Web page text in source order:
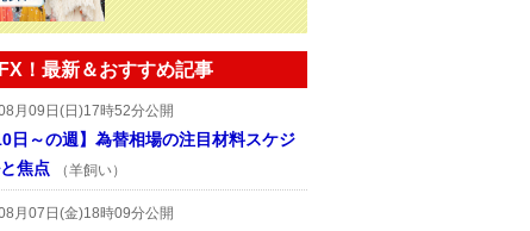
！最新＆おすすめ記事
月09日(日)17時52分公開
日～の週】為替相場の注目材料スケジ
焦点 （羊飼い）
月07日(金)18時09分公開